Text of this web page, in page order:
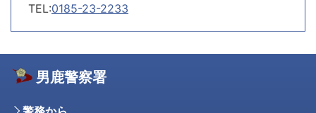
TEL:0185-23-2233
男鹿警察署